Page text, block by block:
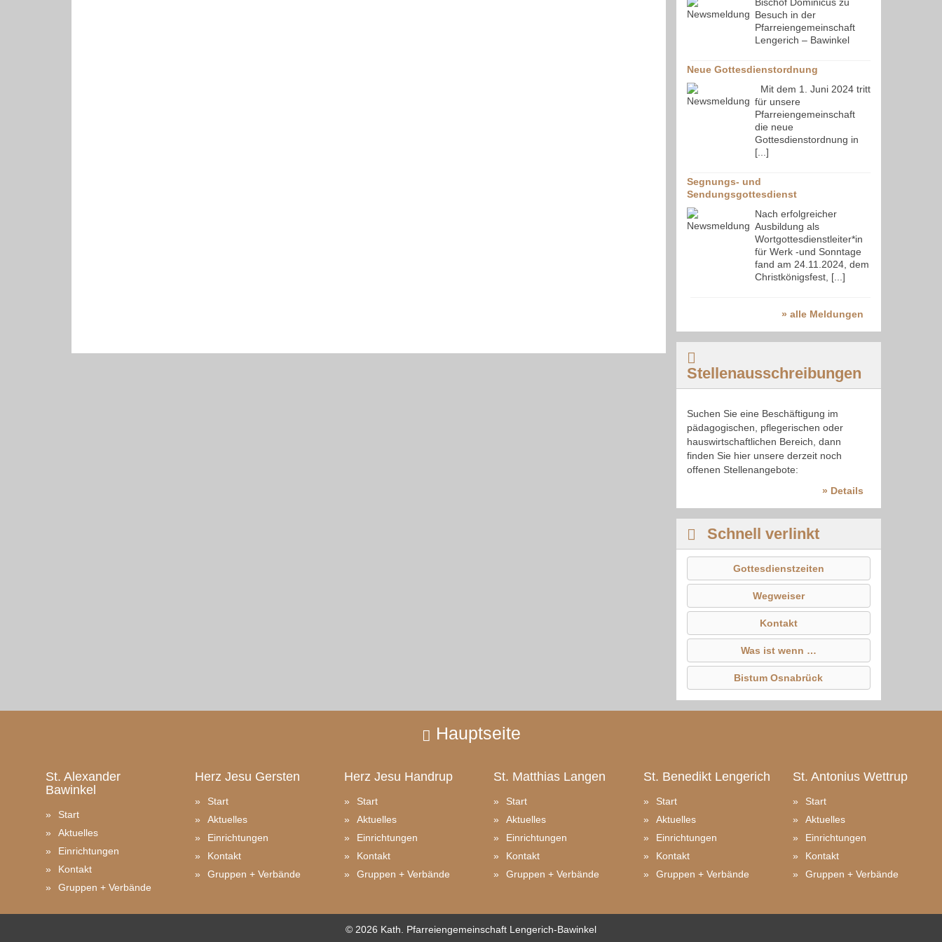
Besuch in der
Pfarreiengemeinschaft
Lengerich – Bawinkel
Neue Gottesdienstordnung
Mit dem 1. Juni 2024 tritt
für unsere
Pfarreiengemeinschaft
die neue
Gottesdienstordnung in
[...]
Segnungs- und
Sendungsgottesdienst
Nach erfolgreicher
Ausbildung als
Wortgottesdienstleiter*in
für Werk -und Sonntage
fand am 24.11.2024, dem
Christkönigsfest, [...]
» alle Meldungen
Stellenausschreibungen
Suchen Sie eine Beschäftigung im
pädagogischen, pflegerischen oder
hauswirtschaftlichen Bereich, dann
finden Sie hier unsere derzeit noch
offenen Stellenangebote:
» Details
Schnell verlinkt
Gottesdienstzeiten
Wegweiser
Kontakt
Was ist wenn …
Bistum Osnabrück
Hauptseite
St. Alexander
Bawinkel
Start
Aktuelles
Einrichtungen
Kontakt
Gruppen + Verbände
Herz Jesu Gersten
Start
Aktuelles
Einrichtungen
Kontakt
Gruppen + Verbände
Herz Jesu Handrup
Start
Aktuelles
Einrichtungen
Kontakt
Gruppen + Verbände
St. Matthias Langen
Start
Aktuelles
Einrichtungen
Kontakt
Gruppen + Verbände
St. BenediktLengerich
Start
Aktuelles
Einrichtungen
Kontakt
Gruppen + Verbände
St. AntoniusWettrup
Start
Aktuelles
Einrichtungen
Kontakt
Gruppen + Verbände
© 2026 Kath. Pfarreiengemeinschaft Lengerich-Bawinkel